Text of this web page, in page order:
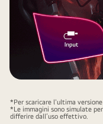
*Per scaricare l'ultima
*Le immagini sono simulate
differire dall’uso effettivo.